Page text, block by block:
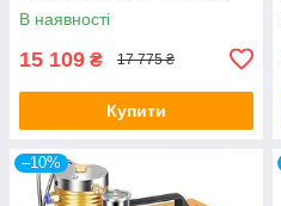
Насос 220V
В наявності
15 109 ₴ 17 775 ₴
Купити
–10%